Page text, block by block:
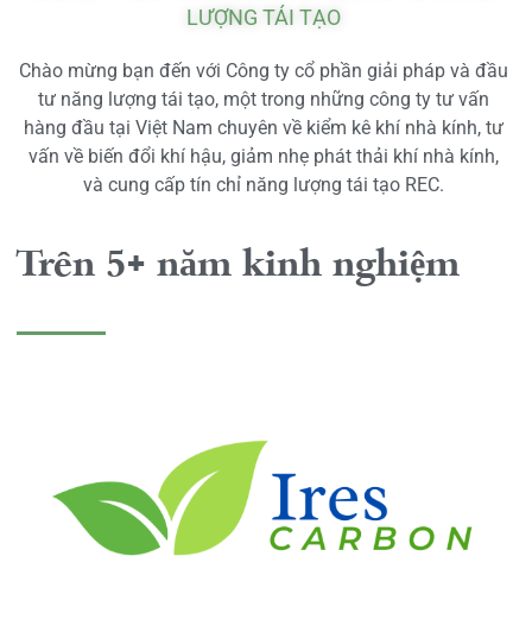
LƯỢNG TÁI TẠO
Chào mừng bạn đến với Công ty cổ phần giải pháp và đầu
tư năng lượng tái tạo, một trong những công ty tư vấn
hàng đầu tại Việt Nam chuyên về kiểm kê khí nhà kính, tư
vấn về biến đổi khí hậu, giảm nhẹ phát thải khí nhà kính,
và cung cấp tín chỉ năng lượng tái tạo REC.
Trên 5+ năm kinh nghiệm